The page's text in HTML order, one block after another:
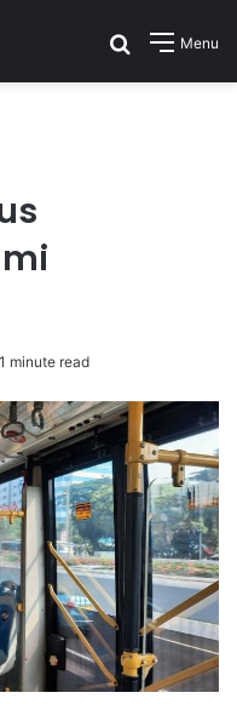
Menu
Search for
1 minute read